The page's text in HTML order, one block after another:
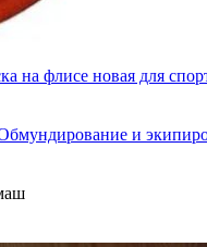
на флисе новая для
и